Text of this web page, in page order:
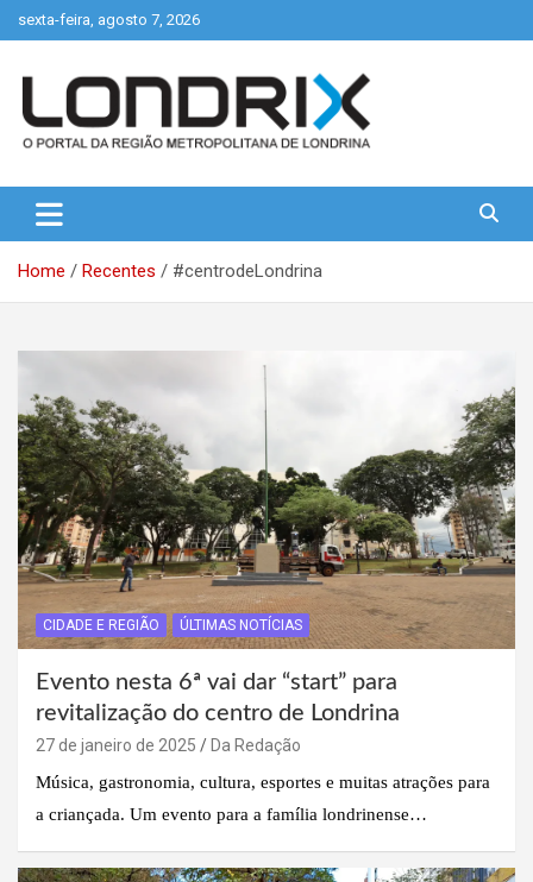
to
sexta-feira, agosto 7, 2026
Londrix
Home Recentes #centrodeLondrina
CIDADE E REGIÃO ÚLTIMAS NOTÍCIAS
Evento nesta 6ª vai dar “start” para
revitalização do centro de Londrina
27 de janeiro de 2025
Da Redação
Música, gastronomia, cultura, esportes e muitas atrações para
a criançada. Um evento para a família londrinense…